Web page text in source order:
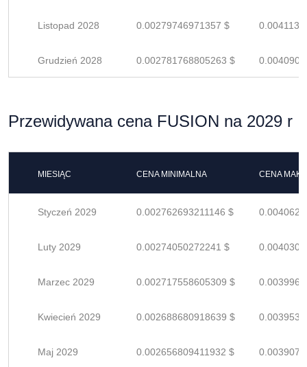
Listopad 2028 0.00279746971357 $
Grudzień 2028 0.002781768805263 $
Przewidywana cena FUSION na 2029 r
MIESIĄC CENA MINIMALNA CENA
Styczeń 2029 0.002762693211146 $
Luty 2029 0.00274050272241 $
Marzec 2029 0.002717558605309 $
Kwiecień 2029 0.002688680918639 $
Maj 2029 0.002656809411932 $